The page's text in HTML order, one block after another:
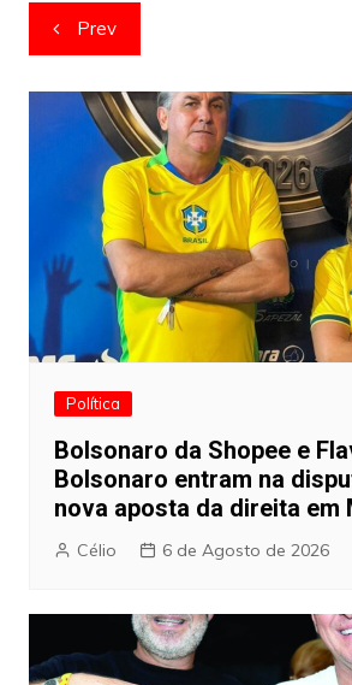
Navegação
de
artigos
Prev
Política
Bolsonaro da Shopee e
Bolsonaro entram na
nova aposta da direita em
Célio 6 de Agosto de 2026